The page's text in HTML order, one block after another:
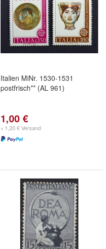
Italien MiNr. 1530-1531
postfrisch** (AL 961)
1,00 €
+ 1,20 € Versand